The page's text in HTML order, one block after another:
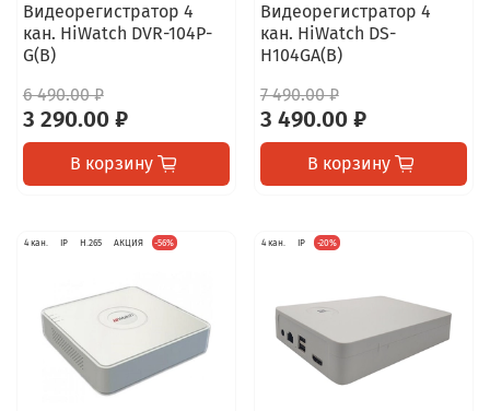
Видеорегистратор 4
кан. HiWatch DVR-104P-
G(B)
6 490.00 ₽
3 290.00 ₽
В корзину
Видеорегистратор 4
кан. HiWatch DS-
H104GA(B)
7 490.00 ₽
3 490.00 ₽
В корзину
4 кан. IP H.265 АКЦИЯ -56% 4 кан. IP -20%